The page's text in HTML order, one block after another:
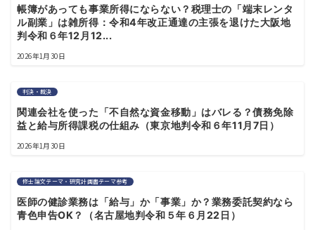
帳簿があっても事業所得にならない？税理士の「端末レンタ
ル副業」は雑所得：令和4年改正通達の主張を退けた大阪地
判令和６年12月12...
2026年1月30日
判決・裁決
関連会社を使った「不自然な資金移動」はバレる？債務免除
益と給与所得課税の仕組み（東京地判令和６年11月7日）
2026年1月30日
修士論文テーマ・研究計画書テーマ参考
医師の健診業務は「給与」か「事業」か？業務委託契約なら
青色申告OK？（名古屋地判令和５年６月22日）